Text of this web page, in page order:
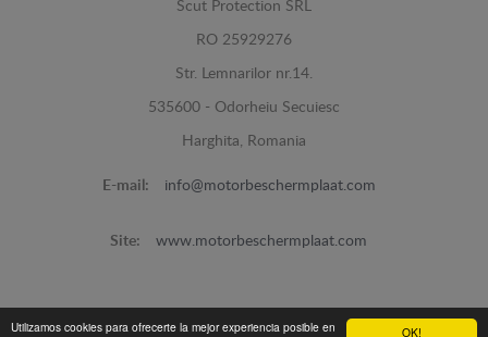
OK!
Utilizamos cookies para ofrecerte la mejor experiencia posible en
Scut Protection SRL
RO 25929276
Str. Lemnarilor nr.14.
535600 - Odorheiu Secuiesc
Harghita, Romania
E-mail: info@motorbeschermplaat.com
Site: www.motorbeschermplaat.com